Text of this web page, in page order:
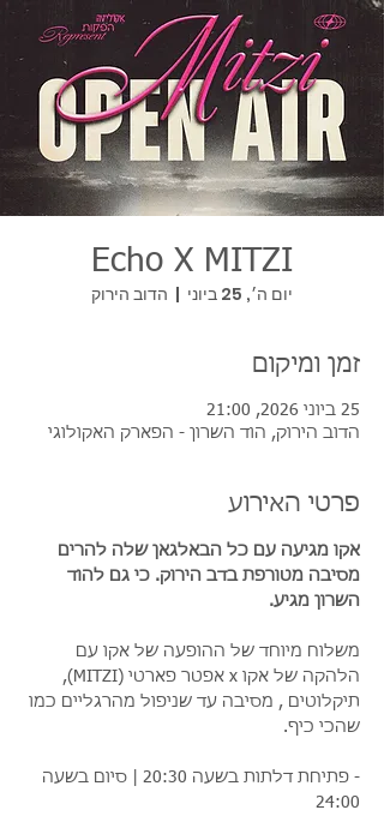
Echo X MITZI
יום ה׳, 25 ביוני
  |
הדוב הירוק
זמן ומיקום
25 ביוני 2026, 21:00
הדוב הירוק, הוד השרון - הפארק האקולוגי
פרטי האירוע
אקו מגיעה עם כל הבאלגאן שלה להרים
מסיבה מטורפת בדב הירוק. כי גם להוד
השרון מגיע.
משלוח מיוחד של ההופעה של אקו עם
הלהקה של אקו x אפטר פארטי (MITZI),
תיקלוטים , מסיבה עד שניפול מהרגליים כמו
שהכי כיף.
- פתיחת דלתות בשעה 20:30 | סיום בשעה
24:00